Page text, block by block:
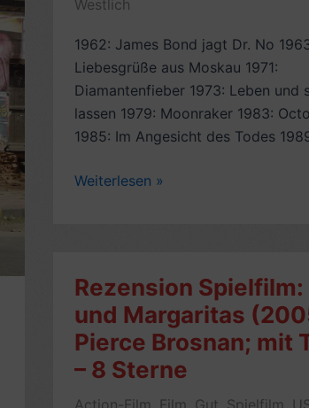
Rukh
Khan,
Priyanka
Chopra)
–
Sterne
Presse-
Links
Westlich
1962: James Bond jagt Dr. No
Liebesgrüße aus Moskau 1971:
Diamantenfieber 1973: Leben und
lassen 1979: Moonraker 1983:
1985: Im Angesicht des Todes
James
Filmkritiken
auf
einen
Blick
Weiterlesen »
Rezension Spielfilm:
und Margaritas
Pierce Brosnan; mit
– 8 Sterne